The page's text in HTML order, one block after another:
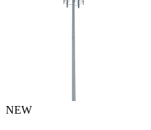
NEW